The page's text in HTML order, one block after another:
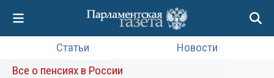
Статьи
Новости
Все о пенсиях в России